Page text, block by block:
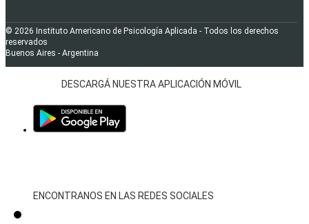
© 2026 Instituto Americano de Psicología Aplicada - Todos los derechos
reservados
Buenos Aires - Argentina
DESCARGÁ NUESTRA APLICACIÓN MÓVIL